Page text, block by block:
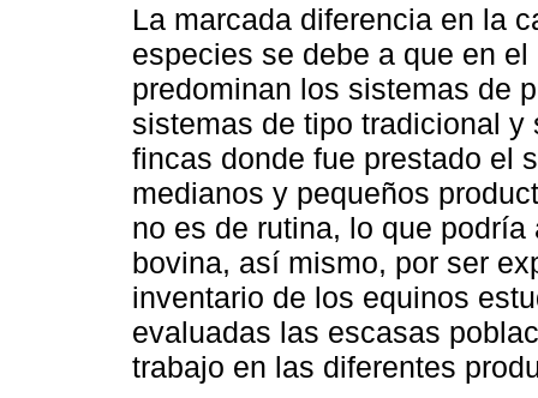
La marcada diferencia en la
especies se debe a que en
predominan los sistemas de
sistemas de tipo tradicional
fincas donde fue prestado el
medianos y pequeños
no es de rutina, lo que
bovina, así mismo, por ser
inventario de los equinos
evaluadas las escasas
trabajo en las diferentes